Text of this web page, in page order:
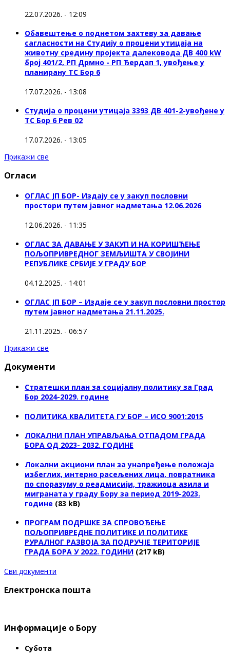
22.07.2026. - 12:09
Обавештење о поднетом захтеву за давање
сагласности на Студију о процени утицаја на
животну средину пројекта далековода ДВ 400 kW
број 401/2, РП Дрмно - РП Ђердап 1, увођење у
планирану ТС Бор 6
17.07.2026. - 13:08
Студија о процени утицаја 3393 ДВ 401-2-увођене у
ТС Бор 6 Рев 02
17.07.2026. - 13:05
Прикажи све
Огласи
ОГЛАС ЈП БОР- Издају се у закуп пословни
простори путем јавног надметања 12.06.2026
12.06.2026. - 11:35
ОГЛАС ЗА ДАВАЊЕ У ЗАКУП И НА КОРИШЋЕЊЕ
ПОЉОПРИВРЕДНОГ ЗЕМЉИШТА У СВОЈИНИ
РЕПУБЛИКЕ СРБИЈЕ У ГРАДУ БОР
04.12.2025. - 14:01
ОГЛАС ЈП БОР – Издаје се у закуп пословни простор
путем јавног надметања 21.11.2025.
21.11.2025. - 06:57
Прикажи све
Документи
Стратешки план за социјалну политику за Град
Бор 2024-2029. године
ПОЛИТИКА КВАЛИТЕТА ГУ БОР – ИСО 9001:2015
ЛОКАЛНИ ПЛАН УПРАВЉАЊА ОТПАДОМ ГРАДА
БОРА ОД 2023- 2032. ГОДИНЕ
Локални акциони план за унапређење положаја
избеглих, интерно расељених лица, повратника
по споразуму о реадмисији, тражиоца азила и
миграната у граду Бору за период 2019-2023.
године (83 kB)
ПРОГРАМ ПОДРШКЕ ЗА СПРОВОЂЕЊЕ
ПОЉОПРИВРЕДНЕ ПОЛИТИКЕ И ПОЛИТИКЕ
РУРАЛНОГ РАЗВОЈА ЗА ПОДРУЧЈЕ ТЕРИТОРИЈЕ
ГРАДА БОРА У 2022. ГОДИНИ (217 kB)
Сви документи
Електронска пошта
Информације о Бору
Субота